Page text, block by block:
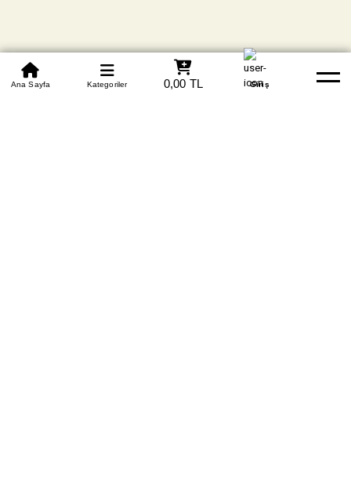
0850 305 09 70
Beden Tablosu Banka Hesapları Whatsapp Yardım
Ana Sayfa Kategoriler 0,00 TL Giriş